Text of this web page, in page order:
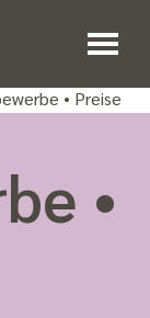
• Preise
•